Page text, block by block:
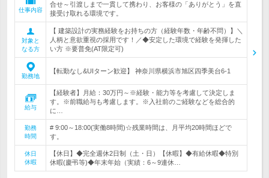
仕事内容
合せ～引渡しまで一貫して携わり、お客様の「ありがとう」を直
接受け取れる環境です。
対象と
なる方
【 建築設計の実務経験をお持ちの方（経験年数・年齢不問）】＼
人柄と意欲重視の採用です！／◆安定した環境で経験を発揮した
い方 ※要普免(AT限定可)
勤務地
【転勤なし&UIターン歓迎】 神奈川県横浜市旭区四季美台6-1
給与
【経験者】月給：30万円～※経験・能力等を考慮して決定しま
す。※前職給与も考慮します。※入社前のご経験などを総合的
に…
勤務
時間
# 9:00～18:00(実働8時間)☆残業時間は、月平均20時間ほどで
す。
休日
休暇
【休日】◆完全週休2日制（土・日）【休暇】◆有給休暇◆特別
休暇(慶弔等)◆年末年始（実績：6～9連休…